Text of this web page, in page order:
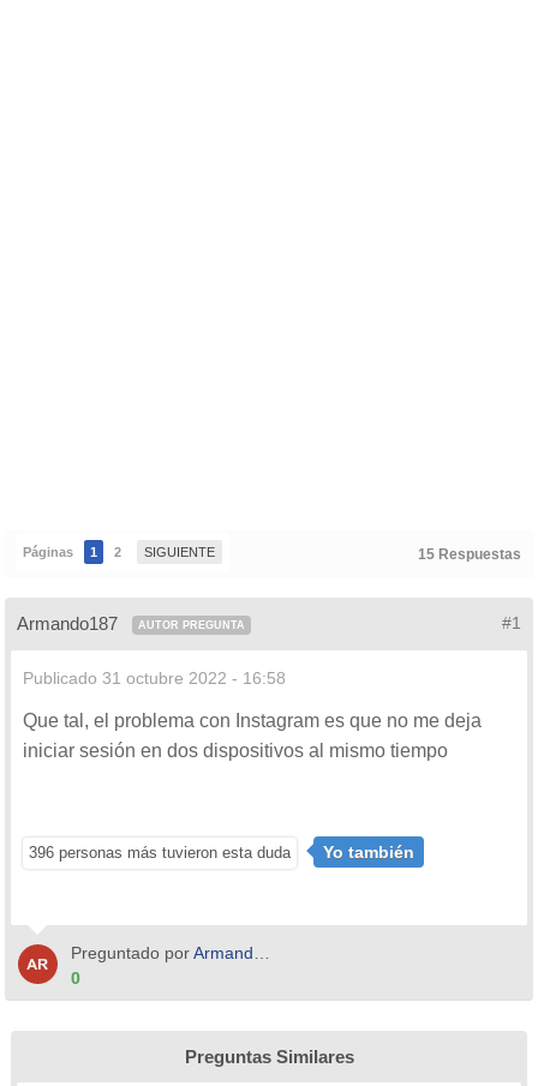
Páginas 1 2 SIGUIENTE 15 Respuestas
Armando187 AUTOR PREGUNTA #1
Publicado 31 octubre 2022 - 16:58
Que tal, el problema con Instagram es que no me deja
iniciar sesión en dos dispositivos al mismo tiempo
396 personas más tuvieron esta duda Yo también
Preguntado porArmando187
0
Preguntas Similares